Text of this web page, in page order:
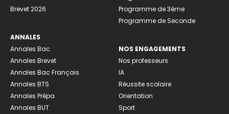
Brevet 2026
ANNALES
Annales Bac
Annales Brevet
Annales Bac Français
Annales BTS
Annales Prépa
Annales BUT
Programme de 3ème
Programme de Seconde
NOS ENGAGEMENTS
Nos professeurs
IA
Réussite scolaire
Orientation
Sport